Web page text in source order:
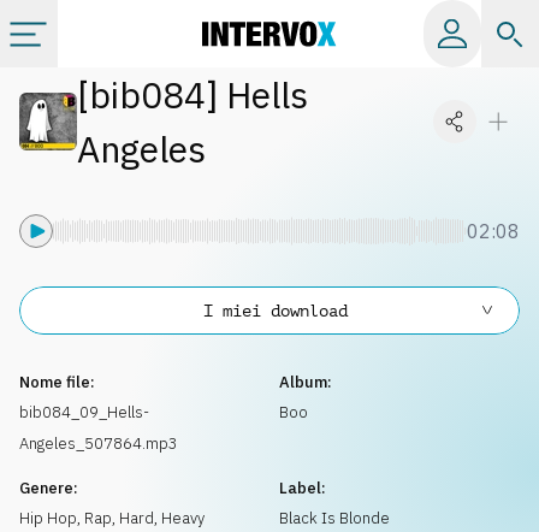
Categorie
[bib084] Hells
Angeles
02:08
Nome file:
bib084_09_Hells-
Angeles_507864.mp3
Album:
Boo
Genere:
Hip Hop, Rap, Hard, Heavy
Label:
Black Is Blonde
I miei download